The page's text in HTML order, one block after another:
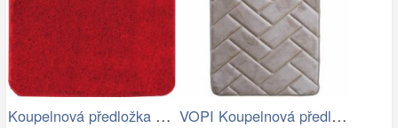
Koupelnová předložka Optima 55x55 cm… VOPI Koupelnová předložka s paměťovou…